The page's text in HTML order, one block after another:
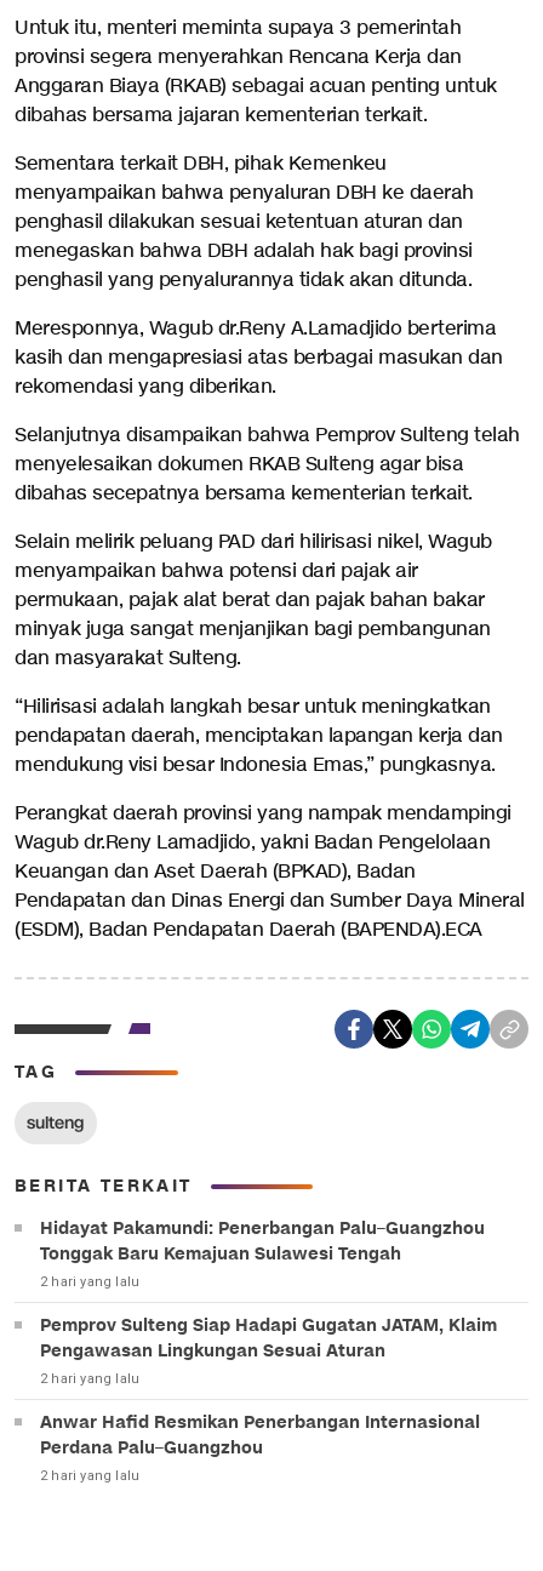
Untuk itu, menteri meminta supaya 3 pemerintah
provinsi segera menyerahkan Rencana Kerja dan
Anggaran Biaya (RKAB) sebagai acuan penting untuk
dibahas bersama jajaran kementerian terkait.
Sementara terkait DBH, pihak Kemenkeu
menyampaikan bahwa penyaluran DBH ke daerah
penghasil dilakukan sesuai ketentuan aturan dan
menegaskan bahwa DBH adalah hak bagi provinsi
penghasil yang penyalurannya tidak akan ditunda.
Meresponnya, Wagub dr.Reny A.Lamadjido berterima
kasih dan mengapresiasi atas berbagai masukan dan
rekomendasi yang diberikan.
Selanjutnya disampaikan bahwa Pemprov Sulteng telah
menyelesaikan dokumen RKAB Sulteng agar bisa
dibahas secepatnya bersama kementerian terkait.
Selain melirik peluang PAD dari hilirisasi nikel, Wagub
menyampaikan bahwa potensi dari pajak air
permukaan, pajak alat berat dan pajak bahan bakar
minyak juga sangat menjanjikan bagi pembangunan
dan masyarakat Sulteng.
“Hilirisasi adalah langkah besar untuk meningkatkan
pendapatan daerah, menciptakan lapangan kerja dan
mendukung visi besar Indonesia Emas,” pungkasnya.
Perangkat daerah provinsi yang nampak mendampingi
Wagub dr.Reny Lamadjido, yakni Badan Pengelolaan
Keuangan dan Aset Daerah (BPKAD), Badan
Pendapatan dan Dinas Energi dan Sumber Daya Mineral
(ESDM), Badan Pendapatan Daerah (BAPENDA).ECA
TAG
sulteng
BERITA TERKAIT
Hidayat Pakamundi: Penerbangan Palu–Guangzhou
Tonggak Baru Kemajuan Sulawesi Tengah
2 hari yang lalu
Pemprov Sulteng Siap Hadapi Gugatan JATAM, Klaim
Pengawasan Lingkungan Sesuai Aturan
2 hari yang lalu
Anwar Hafid Resmikan Penerbangan Internasional
Perdana Palu–Guangzhou
2 hari yang lalu